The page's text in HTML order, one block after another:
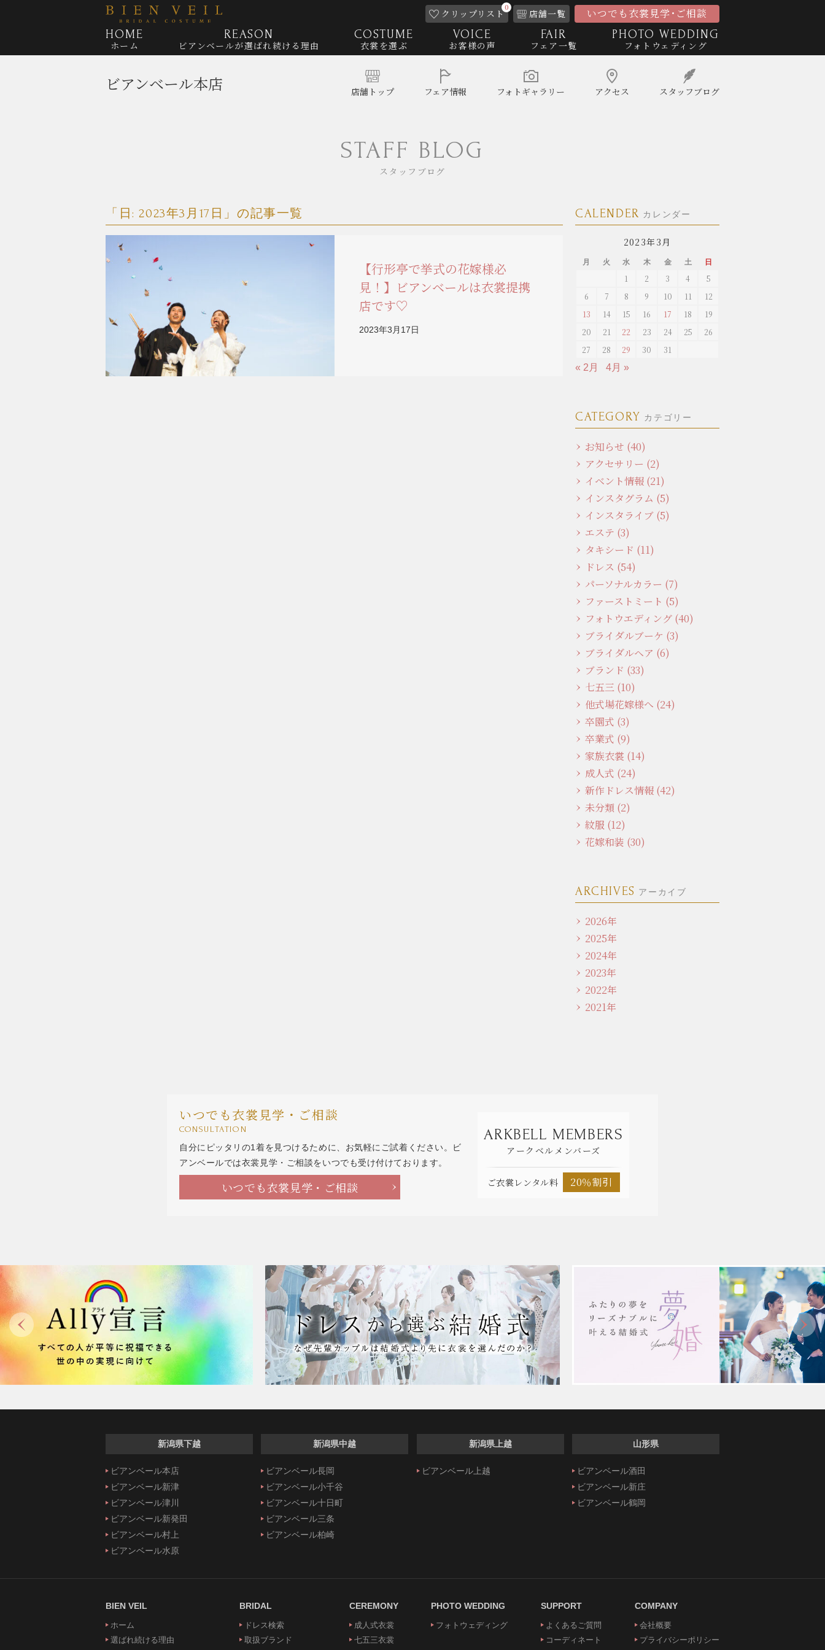
クリップリスト
0
店舗一覧 いつでも衣裳見学･ご相談
HOME
ホーム
REASON
ビアンベールが選ばれ続ける理由
COSTUME
衣裳を選ぶ
VOICE
お客様の声
FAIR
フェア一覧
PHOTO WEDDING
フォトウェディング
ビアンベール本店 店舗 トップ フェア情報 フォト ギャラリー アクセス スタッフ ブログ
STAFF BLOG
スタッフブログ
「日:2023年3月17日 」の記事一覧
【行形亭で挙式の花嫁様必
見！】ビアンベールは衣裳提携
店です♡
2023年3月17日
CALENDER カレンダー
2023年3月
月 火 水 木 金 土 日
1 2 3 4
5
6
7 8 9 10 11
12
13
14 15 16 17 18
19
20
21 22 23 24 25
26
27
28 29 30
31
« 2月
4月 »
CATEGORY カテゴリー
お知らせ (40)
アクセサリー (2)
イベント情報 (21)
インスタグラム (5)
インスタライブ (5)
エステ (3)
タキシード (11)
ドレス (54)
パーソナルカラー (7)
ファーストミート (5)
フォトウエディング (40)
ブライダルブーケ (3)
ブライダルヘア (6)
ブランド (33)
七五三 (10)
他式場花嫁様へ (24)
卒園式 (3)
卒業式 (9)
家族衣裳 (14)
成人式 (24)
新作ドレス情報 (42)
未分類 (2)
紋服 (12)
花嫁和装 (30)
ARCHIVES アーカイブ
2026年
2025年
2024年
2023年
2022年
2021年
いつでも衣裳見学・ご相談
CONSULTATION
自分にピッタリの1着を見つけるために、お気軽にご試着ください。ビ
アンベールでは衣裳見学・ご相談をいつでも受け付けております。
いつでも衣裳見学・ご相談
ARKBELL MEMBERS
アークベルメンバーズ
ご衣裳レンタル料 20％割引
新潟県下越
ビアンベール本店
ビアンベール新津
ビアンベール津川
ビアンベール新発田
ビアンベール村上
ビアンベール水原
新潟県中越
ビアンベール長岡
ビアンベール小千谷
ビアンベール十日町
ビアンベール三条
ビアンベール柏崎
新潟県上越
ビアンベール上越
山形県
ビアンベール酒田
ビアンベール新庄
ビアンベール鶴岡
BIEN VEIL
ホーム
選ばれ続ける理由
BRIDAL
ドレス検索
取扱ブランド
CEREMONY
成人式衣裳
七五三衣裳
PHOTO WEDDING
フォトウェディング
SUPPORT
よくあるご質問
コーディネート
COMPANY
会社概要
プライバシーポリシー